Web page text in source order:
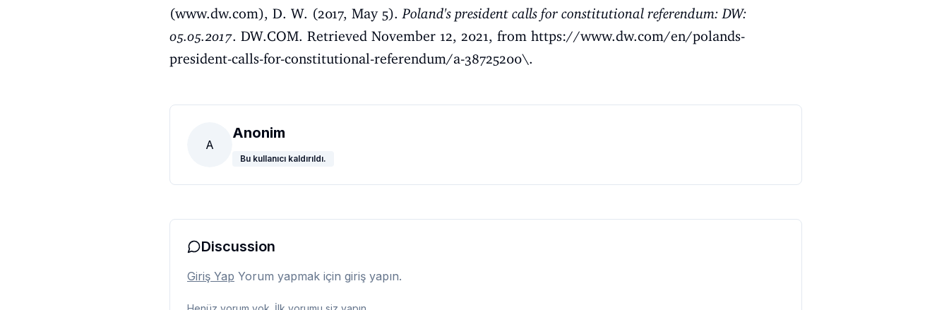
(www.dw.com), D. W. (2017, May 5).Poland's president calls for constitutional referendum: DW:
05.05.2017. DW.COM. Retrieved November 12, 2021, from https://www.dw.com/en/polands-
president-calls-for-constitutional-referendum/a-38725200\.
A
Anonim
Bu kullanıcı kaldırıldı.
Discussion
Giriş Yap Yorum yapmak için giriş yapın.